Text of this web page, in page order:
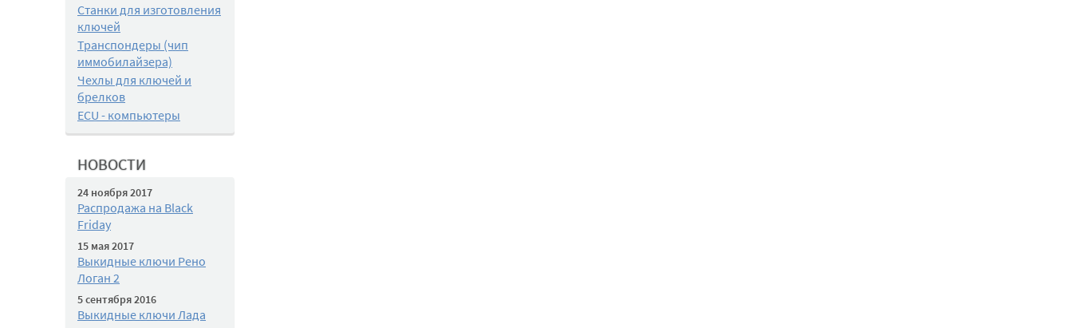
Станки для изготовления
ключей
Транспондеры (чип
иммобилайзера)
Чехлы для ключей и
брелков
ECU - компьютеры
НОВОСТИ
24 ноября 2017
Распродажа на Black
Friday
15 мая 2017
Выкидные ключи Рено
Логан 2
5 сентября 2016
Выкидные ключи Лада